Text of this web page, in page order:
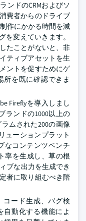
ンドのCRMおよびソ
費者からのドライブ
作にかかる時間を減
を変えていきます。
たことがないと、非
ティブアセットを生
ントを促すためにゲ
所を既に確認できま
Fireflyを導入しまし
ランドの1000以上の
ムされた200の画像
ューションプラット
なコンテンツベンチ
率を生成し、草の根
ブな出力を生成でき
者に取り組むべき階
コード生成、バグ検
自動化する機能によ